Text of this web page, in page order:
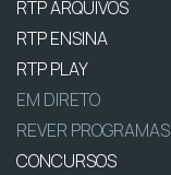
RTP ARQUIVOS
RTP ENSINA
RTP PLAY
EM DIRETO
REVER PROGRAMAS
CONCURSOS